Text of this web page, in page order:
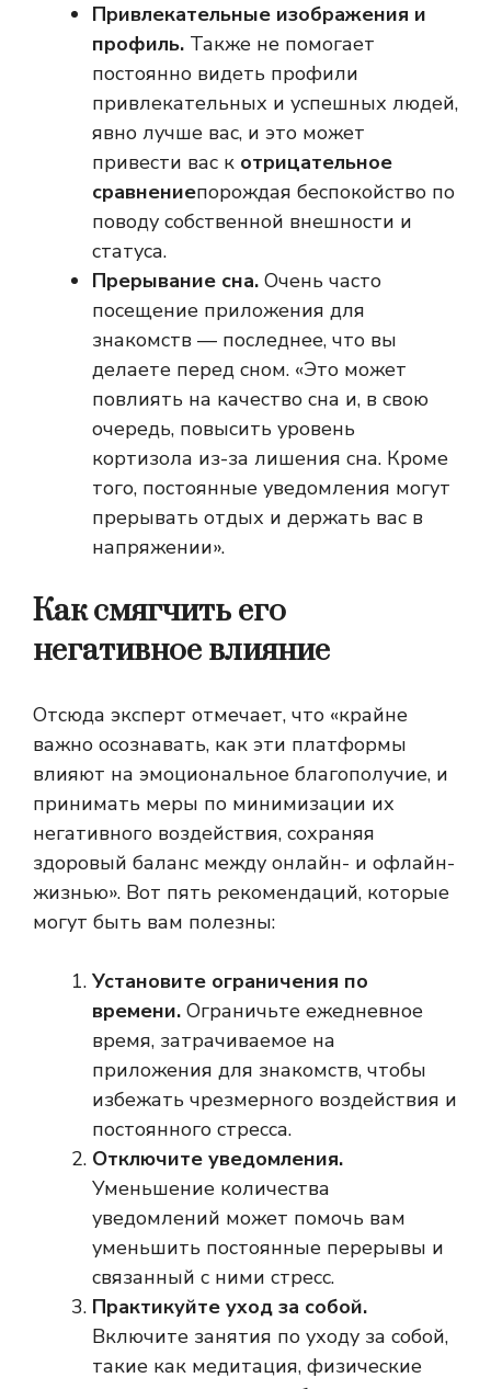
Привлекательные изображения и
профиль. Также не помогает
постоянно видеть профили
привлекательных и успешных людей,
явно лучше вас, и это может
привести вас к отрицательное
сравнениепорождая беспокойство по
поводу собственной внешности и
статуса.
Прерывание сна. Очень часто
посещение приложения для
знакомств — последнее, что вы
делаете перед сном. «Это может
повлиять на качество сна и, в свою
очередь, повысить уровень
кортизола из-за лишения сна. Кроме
того, постоянные уведомления могут
прерывать отдых и держать вас в
напряжении».
Как смягчить его
негативное влияние
Отсюда эксперт отмечает, что «крайне
важно осознавать, как эти платформы
влияют на эмоциональное благополучие, и
принимать меры по минимизации их
негативного воздействия, сохраняя
здоровый баланс между онлайн- и офлайн-
жизнью». Вот пять рекомендаций, которые
могут быть вам полезны:
Установите ограничения по
времени. Ограничьте ежедневное
время, затрачиваемое на
приложения для знакомств, чтобы
избежать чрезмерного воздействия и
постоянного стресса.
Отключите уведомления.
Уменьшение количества
уведомлений может помочь вам
уменьшить постоянные перерывы и
связанный с ними стресс.
Практикуйте уход за собой.
Включите занятия по уходу за собой,
такие как медитация, физические